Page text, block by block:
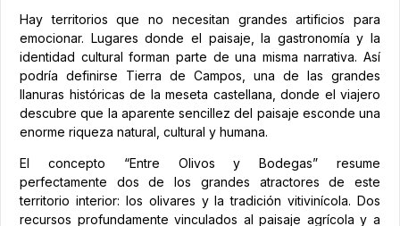
Hay territorios que no necesitan grandes artificios para
emocionar. Lugares donde el paisaje, la gastronomía y la
identidad cultural forman parte de una misma narrativa. Así
podría definirse Tierra de Campos, una de las grandes
llanuras históricas de la meseta castellana, donde el viajero
descubre que la aparente sencillez del paisaje esconde una
enorme riqueza natural, cultural y humana.
El concepto “Entre Olivos y Bodegas” resume
perfectamente dos de los grandes atractores de este
territorio interior: los olivares y la tradición vitivinícola. Dos
recursos profundamente vinculados al paisaje agrícola y a